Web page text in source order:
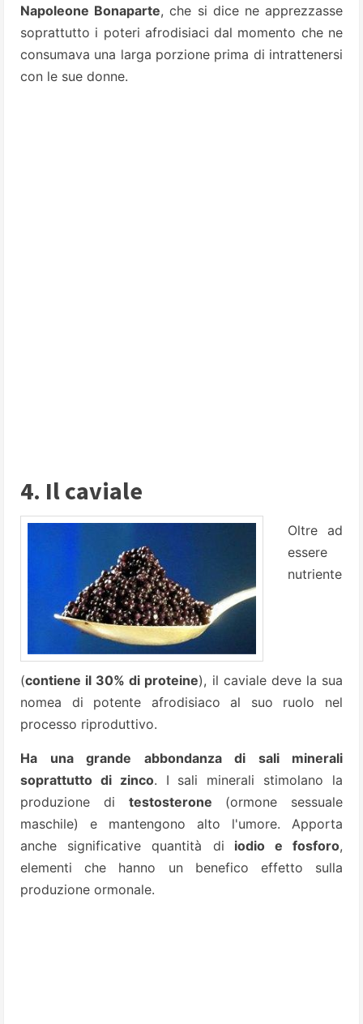
Napoleone Bonaparte, che si dice ne apprezzasse
soprattutto i poteri afrodisiaci dal momento che ne
consumava una larga porzione prima di intrattenersi
con le sue donne.
4. Il caviale
Oltre ad
essere
nutriente
(contiene il 30% di proteine), il caviale deve la sua
nomea di potente afrodisiaco al suo ruolo nel
processo riproduttivo.
Ha una grande abbondanza di sali minerali
soprattutto di zinco. I sali minerali stimolano la
produzione di testosterone (ormone sessuale
maschile) e mantengono alto l'umore. Apporta
anche significative quantità di iodio e fosforo,
elementi che hanno un benefico effetto sulla
produzione ormonale.